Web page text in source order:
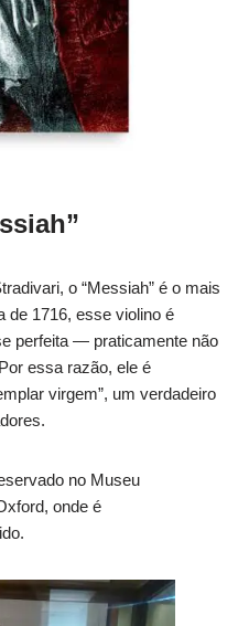
o “Messiah” é o mais
de 1716, esse violino é
perfeita — praticamente não
essa razão, ele é
virgem”, um verdadeiro
no Museu
onde é